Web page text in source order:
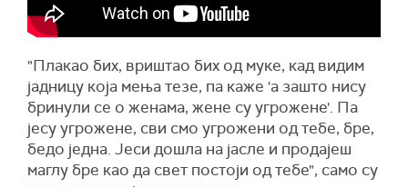
"Плакао бих, вриштао бих од муке, кад видим
јадницу која мења тезе, па каже 'а зашто нису
бринули се о женама, жене су угрожене'. Па
јесу угрожене, сви смо угрожени од тебе, бре,
бедо једна. Јеси дошла на јасле и продајеш
маглу бре као да свет постоји од тебе", само су